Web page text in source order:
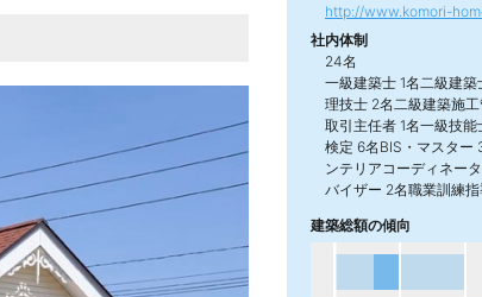
http://www.komori-
社内体制
24名
一級建築士 1名二級建
理技士 2名二級建築施
取引主任者 1名一級技
検定 6名BIS・マスター
ンテリアコーディネー
バイザー 2名職業訓練指
建築総額の傾向